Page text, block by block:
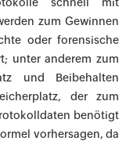
zum Gewinnen
oder forensische
unter anderem zum
und Beibehalten
der zum
benötigt
vorhersagen, da